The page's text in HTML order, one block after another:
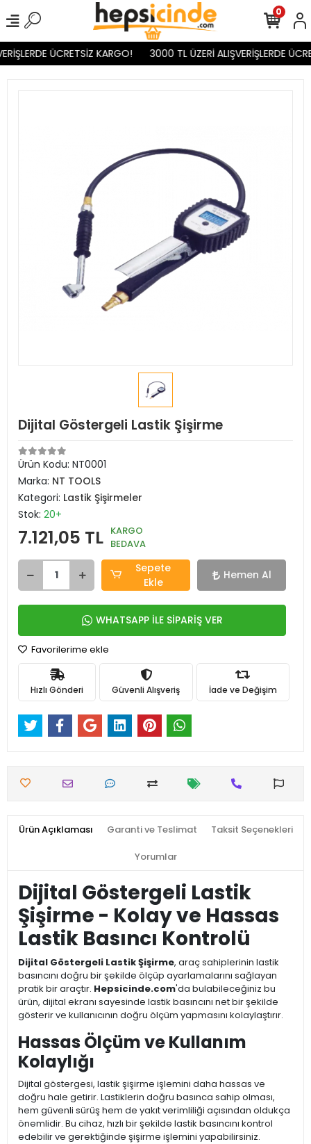
ÜCRETSİZ KARGO! 3000 TL ÜZERİ ALIŞVERİŞLERDE
0
Dijital Göstergeli Lastik Şişirme
Ürün Kodu: NT0001
Marka: NT TOOLS
Kategori: Lastik Şişirmeler
Stok: 20+
7.121,05 TL KARGO
BEDAVA
Sepete
Ekle
Hemen Al
WHATSAPP İLE SİPARİŞ VER
Favorilerime ekle
Hızlı Gönderi Güvenli Alışveriş İade ve Değişim
Ürün Açıklaması Garanti ve Teslimat Taksit Seçenekleri
Yorumlar
Dijital Göstergeli Lastik
Şişirme - Kolay ve Hassas
Lastik Basıncı Kontrolü
Dijital Göstergeli Lastik Şişirme, araç sahiplerinin lastik
basıncını doğru bir şekilde ölçüp ayarlamalarını sağlayan
pratik bir araçtır. Hepsicinde.com'da bulabileceğiniz bu
ürün, dijital ekranı sayesinde lastik basıncını net bir şekilde
gösterir ve kullanıcının doğru ölçüm yapmasını kolaylaştırır.
Hassas Ölçüm ve Kullanım
Kolaylığı
Dijital göstergesi, lastik şişirme işlemini daha hassas ve
doğru hale getirir. Lastiklerin doğru basınca sahip olması,
hem güvenli sürüş hem de yakıt verimliliği açısından oldukça
önemlidir. Bu cihaz, hızlı bir şekilde lastik basıncını kontrol
edebilir ve gerektiğinde şişirme işlemini yapabilirsiniz.